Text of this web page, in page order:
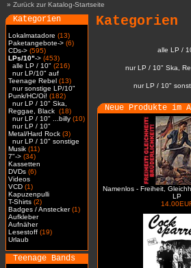
» Zurück zur Katalog-Startseite
Kategorien
Lokalmatadore (13)
Paketangebote-> (6)
CDs-> (595)
LPs/10"-> (453)
alle LP / 10" (216)
nur LP/10" auf
Teenage Rebel (13)
nur sonstige LP/10"
Punk/HC/Oi! (182)
nur LP / 10" Ska,
Reggae, Black (18)
nur LP / 10" ...billy (10)
nur LP / 10"
Metal/Hard Rock (3)
nur LP / 10" sonstige
Musik (11)
7"-> (34)
Kassetten
DVDs (6)
Videos
VCD (1)
Kapuzenpulli
T-Shirts (2)
Badges / Anstecker(1)
Aufkleber
Aufnäher
Lesestoff (19)
Urlaub
Teenage Bands
Kategorien
alle LP /
nur LP / 10" Ska,
nur LP / 10"
Neue Produkte im
Namenlos - Freiheit,
LP